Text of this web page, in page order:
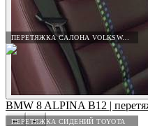
ПЕРЕТЯЖКА САЛОНА VOLKSWAGEN
ПЕРЕТЯЖКА СИДЕНИЙ TOYOTA
BMW 8 ALPINA B12 |
← →